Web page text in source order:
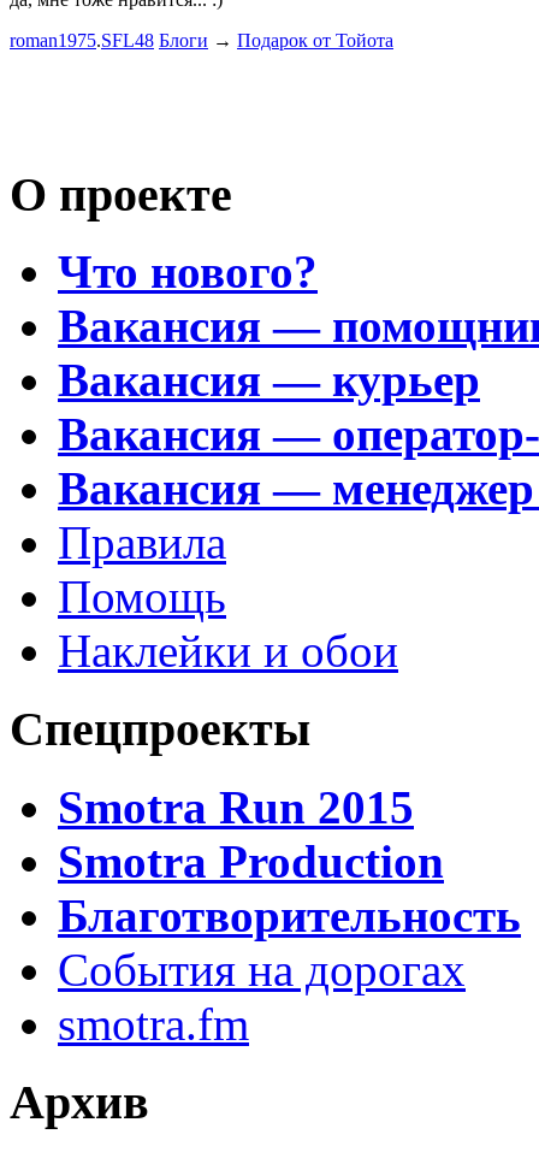
roman1975.SFL48 Блоги → Подарок от Тойота
О проекте
Что нового?
Вакансия —
Вакансия — курьер
Вакансия —
Вакансия —
Правила
Помощь
Наклейки и обои
Спецпроекты
Smotra Run 2015
Smotra Production
Благотворительность
События на дорогах
smotra.fm
Архив